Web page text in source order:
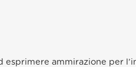
ammirazione per